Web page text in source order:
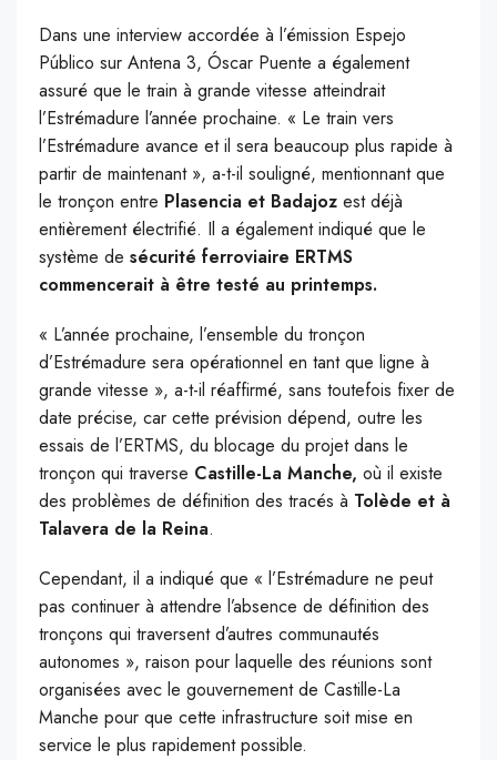
Dans une interview accordée à l’émission Espejo
Público sur Antena 3, Óscar Puente a également
assuré que le train à grande vitesse atteindrait
l’Estrémadure l’année prochaine. « Le train vers
l’Estrémadure avance et il sera beaucoup plus rapide à
partir de maintenant », a-t-il souligné, mentionnant que
le tronçon entre Plasencia et Badajoz est déjà
entièrement électrifié. Il a également indiqué que le
système de sécurité ferroviaire ERTMS
commencerait à être testé au printemps.
« L’année prochaine, l’ensemble du tronçon
d’Estrémadure sera opérationnel en tant que ligne à
grande vitesse », a-t-il réaffirmé, sans toutefois fixer de
date précise, car cette prévision dépend, outre les
essais de l’ERTMS, du blocage du projet dans le
tronçon qui traverse Castille-La Manche, où il existe
des problèmes de définition des tracés à Tolède et à
Talavera de la Reina.
Cependant, il a indiqué que « l’Estrémadure ne peut
pas continuer à attendre l’absence de définition des
tronçons qui traversent d’autres communautés
autonomes », raison pour laquelle des réunions sont
organisées avec le gouvernement de Castille-La
Manche pour que cette infrastructure soit mise en
service le plus rapidement possible.